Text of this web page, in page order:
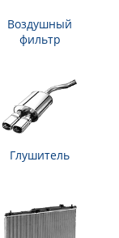
Воздушный
фильтр
Глушитель